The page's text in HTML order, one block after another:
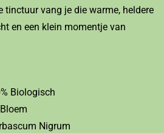
tinctuur vang je die warme, heldere
en een klein momentje van
Biologisch
Bloem
Nigrum